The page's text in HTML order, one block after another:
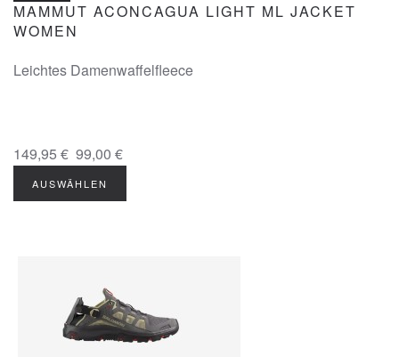
MAMMUT ACONCAGUA LIGHT ML JACKET
WOMEN
Leichtes Damenwaffelfleece
149,95 € 99,00 €
AUSWÄHLEN